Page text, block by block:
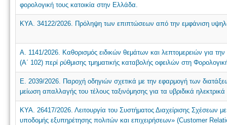
φορολογική τους κατοικία στην Ελλάδα.
ΚΥΑ. 34122/2026. Πρόληψη των επιπτώσεων από την εμφάνιση
Α. 1141/2026. Καθορισμός ειδικών θεμάτων και λεπτομερειών για
(Α΄ 102) περί ρύθμισης τμηματικής καταβολής οφειλών στη
Ε. 2039/2026. Παροχή οδηγιών σχετικά με την εφαρμογή των
μείωση απαλλαγής του τέλους ταξινόμησης για τα υβριδικά ηλεκτρικά
ΚΥΑ. 26417/2026. Λειτουργία του Συστήματος Διαχείρισης Σχέσεων
υποδομής εξυπηρέτησης πολιτών και επιχειρήσεων» (Customer